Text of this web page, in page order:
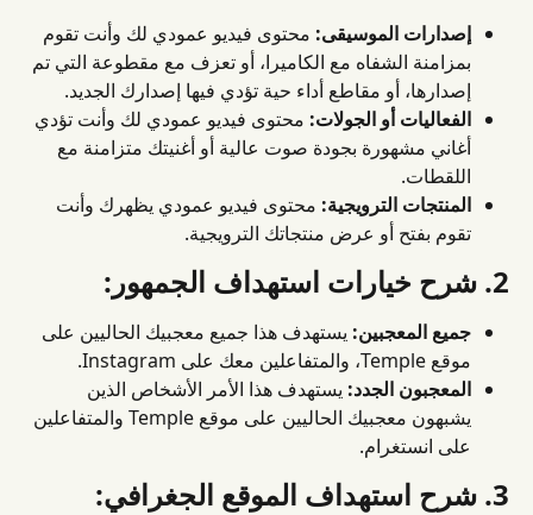
إصدارات الموسيقى: محتوى فيديو عمودي لك وأنت تقوم
بمزامنة الشفاه مع الكاميرا، أو تعزف مع مقطوعة التي تم
إصدارها، أو مقاطع أداء حية تؤدي فيها إصدارك الجديد.
الفعاليات أو الجولات: محتوى فيديو عمودي لك وأنت تؤدي
أغاني مشهورة بجودة صوت عالية أو أغنيتك متزامنة مع
اللقطات.
المنتجات الترويجية: محتوى فيديو عمودي يظهرك وأنت
تقوم بفتح أو عرض منتجاتك الترويجية.
2. شرح خيارات استهداف الجمهور:
جميع المعجبين: يستهدف هذا جميع معجبيك الحاليين على
موقع Temple، والمتفاعلين معك على Instagram.
المعجبون الجدد: يستهدف هذا الأمر الأشخاص الذين
يشبهون معجبيك الحاليين على موقع Temple والمتفاعلين
على انستغرام.
3. شرح استهداف الموقع الجغرافي: